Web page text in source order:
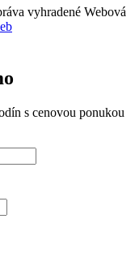
vyhradené Webová
s cenovou ponukou